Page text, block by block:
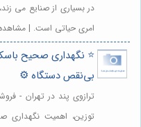
در بسیاری از صنایع می
امری حیاتی است. |
⭐️ نگهداری صحیح
بی‌نقص دستگاه ⚙️
ترازوی پند در تهران -
توزین، اهمیت نگهداری